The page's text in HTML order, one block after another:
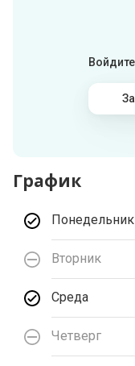
График
Понедельник
Вторник
Среда
Четверг